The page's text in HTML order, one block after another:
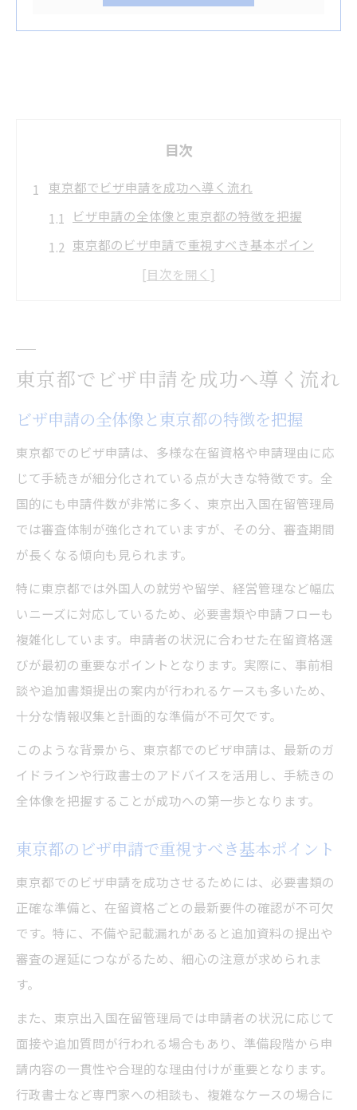
目次
東京都でビザ申請を成功へ導く流れ
ビザ申請の全体像と東京都の特徴を把握
東京都のビザ申請で重視すべき基本ポイン
自分でできる東京都のビザ申請最新対応策
最新ガイドラインで書類不備を防ぐ方法
ビザ申請ガイドライン活用による不備予防
の手順
ビザ申請前に確認すべき最新書類項目
ビザ申請前に押さえたい準備のコツ
ビザ申請前に準備すべき資料とチェックポ
イント
東京都のビザ申請準備で失敗しない方法
必要書類の収集と有効期限の確認手順
ビザ申請に役立つ準備リスト活用術を紹介
審査期間が長引く理由と効率的対策
ビザ申請の審査期間が延びる主な原因とは
東京都の審査期間短縮に向けた対策ポイン
ト
審査長期化を避けるビザ申請の工夫と準備
行政手続き効率化で審査期間を短縮するコ
ツ
東京都でビザ申請を成功へ導く流れ
ビザ申請の全体像と東京都の特徴を把握
東京都でのビザ申請は、多様な在留資格や申請理由に応
じて手続きが細分化されている点が大きな特徴です。全
国的にも申請件数が非常に多く、東京出入国在留管理局
では審査体制が強化されていますが、その分、審査期間
が長くなる傾向も見られます。
特に東京都では外国人の就労や留学、経営管理など幅広
いニーズに対応しているため、必要書類や申請フローも
複雑化しています。申請者の状況に合わせた在留資格選
びが最初の重要なポイントとなります。実際に、事前相
談や追加書類提出の案内が行われるケースも多いため、
十分な情報収集と計画的な準備が不可欠です。
このような背景から、東京都でのビザ申請は、最新のガ
イドラインや行政書士のアドバイスを活用し、手続きの
全体像を把握することが成功への第一歩となります。
東京都のビザ申請で重視すべき基本ポイント
東京都でのビザ申請を成功させるためには、必要書類の
正確な準備と、在留資格ごとの最新要件の確認が不可欠
です。特に、不備や記載漏れがあると追加資料の提出や
審査の遅延につながるため、細心の注意が求められま
す。
また、東京出入国在留管理局では申請者の状況に応じて
面接や追加質問が行われる場合もあり、準備段階から申
請内容の一貫性や合理的な理由付けが重要となります。
行政書士など専門家への相談も、複雑なケースの場合に